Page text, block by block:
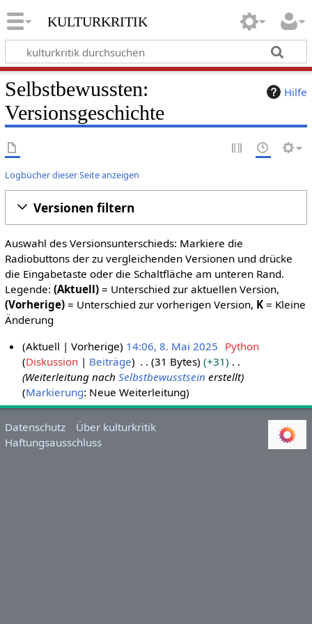
kulturkritik
Hilfe
Selbstbewussten:
Versionsgeschichte
Logbücher dieser Seite anzeigen
Versionen filtern
Auswahl des Versionsunterschieds: Markiere die
Radiobuttons der zu vergleichenden Versionen und drücke
die Eingabetaste oder die Schaltfläche am unteren Rand.
Legende: (Aktuell)= Unterschied zur aktuellen Version,
(Vorherige)= Unterschied zur vorherigen Version, K= Kleine
Änderung
a
i
2
Aktuell Vorherige 14:06, 8. Mai 2025 Python
Diskussion
Beiträge 31 Bytes
+31
Weiterleitung nachSelbstbewusstsein erstellt
Markierung: Neue Weiterleitung
Datenschutz
Über kulturkritik
Haftungsausschluss